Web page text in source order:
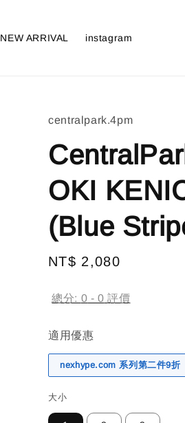
NEW ARRIVAL instagram
centralpark.4pm
OKI
(Blue
Regular
NT$ 2,080
總分: 0 -0 評價
適用優惠
nexhype.com 系列第二件9折
大小